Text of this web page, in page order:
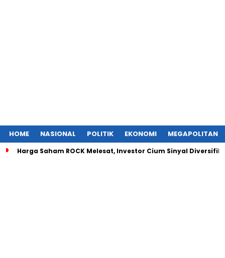
HOME NASIONAL POLITIK EKONOMI MEGAPOLITAN
Harga Saham ROCK Melesat, Investor Cium Sinyal